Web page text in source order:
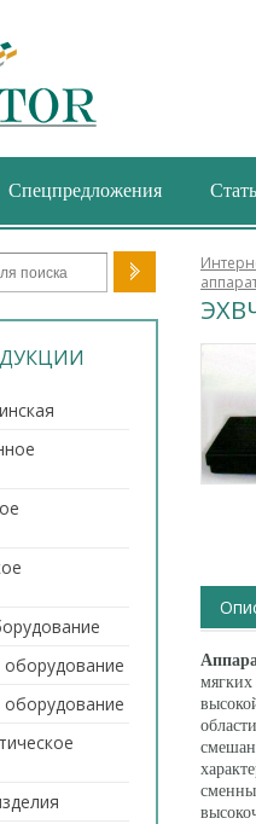
Спецпредложения
Форма поиска